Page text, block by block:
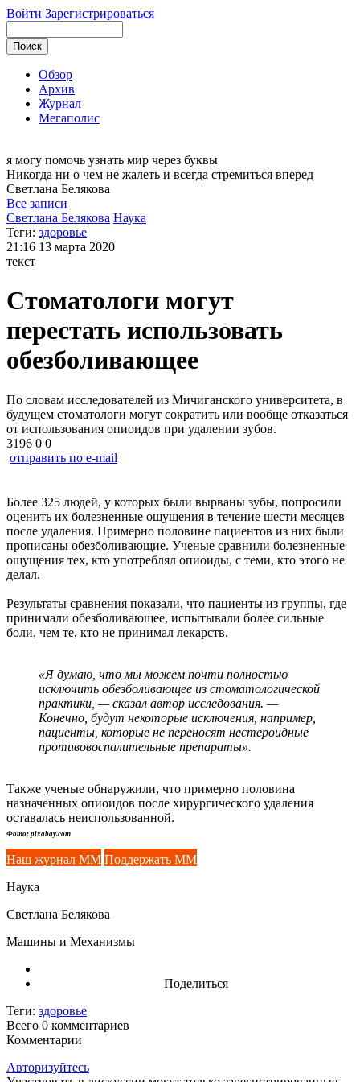
Войти Зарегистрироваться
Обзор
Архив
Журнал
Мегаполис
я могу помочь узнать мир через буквы
Никогда ни о чем не жалеть и всегда стремиться вперед
Светлана Белякова
Все записи
Светлана Белякова Наука
Теги: здоровье
21:16 13 марта 2020
текст
Стоматологи могут
перестать использовать
обезболивающее
По словам исследователей из Мичиганского университета, в
будущем стоматологи могут сократить или вообще отказаться
от использования опиоидов при удалении зубов.
3196 0 0
отправить по e-mail
Более 325 людей, у которых были вырваны зубы, попросили
оценить их болезненные ощущения в течение шести месяцев
после удаления. Примерно половине пациентов из них были
прописаны обезболивающие. Ученые сравнили болезненные
ощущения тех, кто употреблял опиоиды, с теми, кто этого не
делал.
Результаты сравнения показали, что пациенты из группы, где
принимали обезболивающее, испытывали более сильные
боли, чем те, кто не принимал лекарств.
«Я думаю, что мы можем почти полностью
исключить обезболивающее из стоматологической
практики, — сказал автор исследования. —
Конечно, будут некоторые исключения, например,
пациенты, которые не переносят нестероидные
противовоспалительные препараты».
Также ученые обнаружили, что примерно половина
назначенных опиоидов после хирургического удаления
оставалась неиспользованной.
Фото: pixabay.com
Наш журнал ММ Поддержать ММ
Наука
Светлана Белякова
Машины и Механизмы
Поделиться
Теги: здоровье
Всего 0 комментариев
Комментарии
Авторизуйтесь